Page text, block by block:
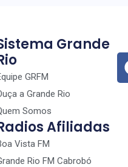
Grande
GRFM
a Grande Rio
Somos
Afiliadas
Vista FM
Rio FM Cabrobó